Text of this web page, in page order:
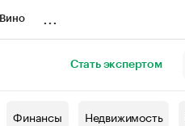
Стать экспертом
Финансы Недвижимость